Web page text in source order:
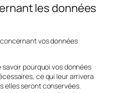
les données
vos données
savoir pourquoi vos données
ce qui leur arrivera
elles seront conservées.